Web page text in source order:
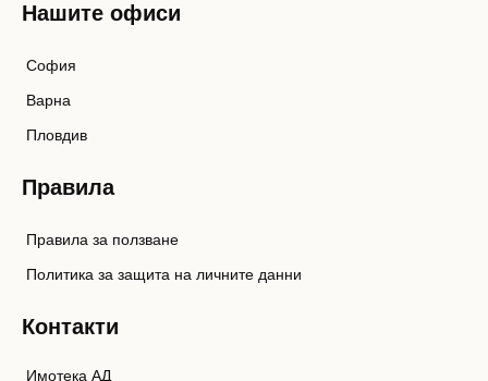
Нашите офиси
София
Варна
Пловдив
Правила
Правила за ползване
Политика за защита на личните данни
Контакти
Имотека АД